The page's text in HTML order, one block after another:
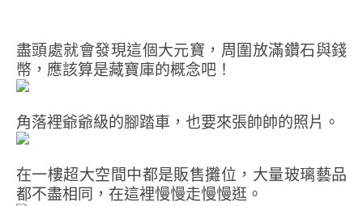
盡頭處就會發現這個大元寶，周圍放滿鑽石與錢
幣，應該算是藏寶庫的概念吧！
角落裡爺爺級的腳踏車，也要來張帥帥的照片。
在一樓超大空間中都是販售攤位，大量玻璃藝品
都不盡相同，在這裡慢慢走慢慢逛。